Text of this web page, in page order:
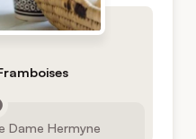
Dame Hermyne